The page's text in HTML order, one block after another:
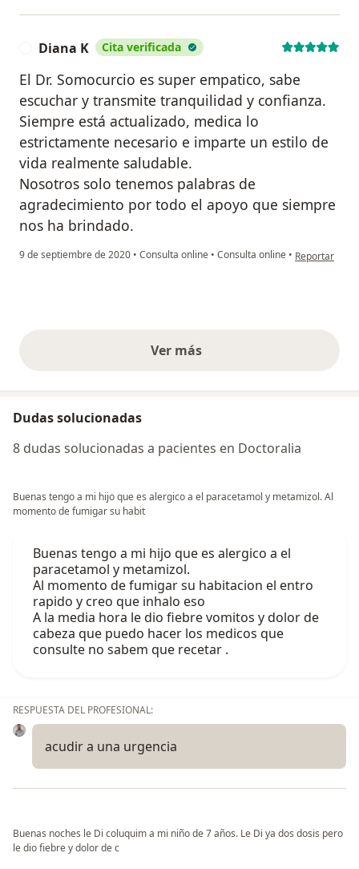
Diana K Cita verificada
El Dr. Somocurcio es super empatico, sabe
escuchar y transmite tranquilidad y confianza.
Siempre está actualizado, medica lo
estrictamente necesario e imparte un estilo de
vida realmente saludable.
Nosotros solo tenemos palabras de
agradecimiento por todo el apoyo que siempre
nos ha brindado.
9 de septiembre de 2020 • Consulta online • Consulta online • en opinión
Reportar
Ver másopiniones anteriores
Dudas solucionadas
8 dudas solucionadas a pacientes en Doctoralia
Buenas tengo a mi hijo que es alergico a el paracetamol y metamizol. Al
momento de fumigar su habit
Buenas tengo a mi hijo que es alergico a el
paracetamol y metamizol.
Al momento de fumigar su habitacion el entro
rapido y creo que inhalo eso
A la media hora le dio fiebre vomitos y dolor de
cabeza que puedo hacer los medicos que
consulte no sabem que recetar .
RESPUESTA DEL PROFESIONAL:
acudir a una urgencia
Buenas noches le Di coluquim a mi niño de 7 años. Le Di ya dos dosis pero
le dio fiebre y dolor de c